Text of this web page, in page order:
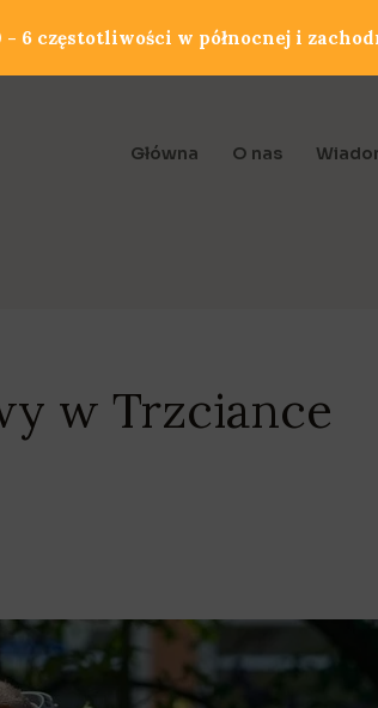
Główna O nas
w Trzciance
6 częstotliwości w północnej i